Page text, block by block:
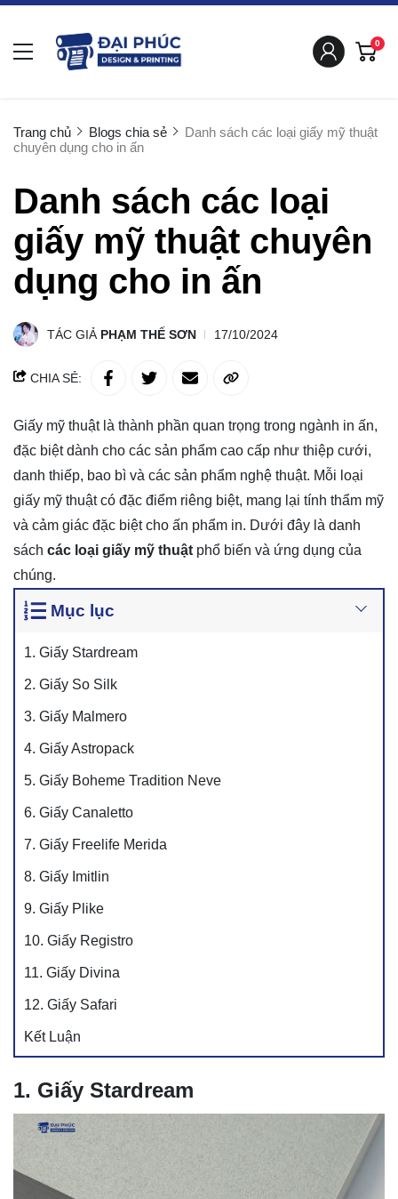
0
Trang chủ Blogs chia sẻ
Danh sách các loại giấy mỹ thuật
chuyên dụng cho in ấn
Danh sách các loại
giấy mỹ thuật chuyên
dụng cho in ấn
TÁC GIẢ PHẠM THẾ SƠN 17/10/2024
CHIA SẺ:
Giấy mỹ thuật là thành phần quan trọng trong ngành in ấn,
đặc biệt dành cho các sản phẩm cao cấp như thiệp cưới,
danh thiếp, bao bì và các sản phẩm nghệ thuật. Mỗi loại
giấy mỹ thuật có đặc điểm riêng biệt, mang lại tính thẩm mỹ
và cảm giác đặc biệt cho ấn phẩm in. Dưới đây là danh
sách các loại giấy mỹ thuật phổ biến và ứng dụng của
chúng.
Mục lục
1. Giấy Stardream
2. Giấy So Silk
3. Giấy Malmero
4. Giấy Astropack
5. Giấy Boheme Tradition Neve
6. Giấy Canaletto
7. Giấy Freelife Merida
8. Giấy Imitlin
9. Giấy Plike
10. Giấy Registro
11. Giấy Divina
12. Giấy Safari
Kết Luận
1. Giấy Stardream